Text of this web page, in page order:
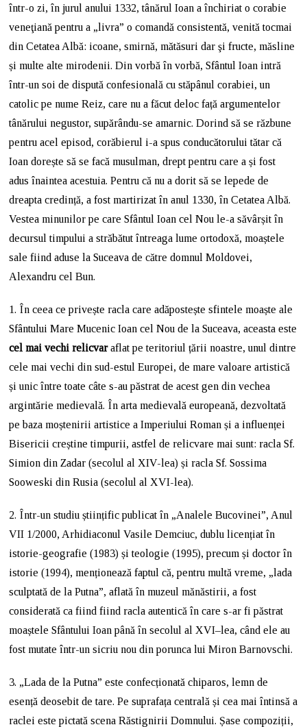
într-o zi, în jurul anului 1332, tânărul Ioan a închiriat o corabie
veneţiană pentru a „livra” o comandă consistentă, venită tocmai
din Cetatea Albă: icoane, smirnă, mătăsuri dar şi fructe, măsline
și multe alte mirodenii. Din vorbă în vorbă, Sfântul Ioan intră
într-un soi de dispută confesională cu stăpânul corabiei, un
catolic pe nume Reiz, care nu a făcut deloc față argumentelor
tânărului negustor, supărându-se amarnic. Dorind să se răzbune
pentru acel episod, corăbierul i-a spus conducătorului tătar că
Ioan dorește să se facă musulman, drept pentru care a și fost
adus înaintea acestuia. Pentru că nu a dorit să se lepede de
dreapta credință, a fost martirizat în anul 1330, în Cetatea Albă.
Vestea minunilor pe care Sfântul Ioan cel Nou le-a săvârșit în
decursul timpului a străbătut întreaga lume ortodoxă, moaștele
sale fiind aduse la Suceava de către domnul Moldovei,
Alexandru cel Bun.
1. În ceea ce privește racla care adăpostește sfintele moaște ale
Sfântului Mare Mucenic Ioan cel Nou de la Suceava, aceasta este
cel mai vechi relicvaraflat pe teritoriul țării noastre, unul dintre
cele mai vechi din sud-estul Europei, de mare valoare artistică
și unic între toate câte s-au păstrat de acest gen din vechea
argintărie medievală. În arta medievală europeană, dezvoltată
pe baza moștenirii artistice a Imperiului Roman și a influenței
Bisericii creștine timpurii, astfel de relicvare mai sunt: racla Sf.
Simion din Zadar (secolul al XIV-lea) și racla Sf. Sossima
Sooweski din Rusia (secolul al XVI-lea).
2. Într-un studiu științific publicat în „Analele Bucovinei”, Anul
VII 1/2000, Arhidiaconul Vasile Demciuc, dublu licențiat în
istorie-geografie (1983) și teologie (1995), precum și doctor în
istorie (1994), menționează faptul că, pentru multă vreme, „lada
sculptată de la Putna”, aflată în muzeul mănăstirii, a fost
considerată ca fiind fiind racla autentică în care s-ar fi păstrat
moaștele Sfântului Ioan până în secolul al XVI–lea, când ele au
fost mutate într-un sicriu nou din porunca lui Miron Barnovschi.
3. „Lada de la Putna” este confecționată chiparos, lemn de
esență deosebit de tare. Pe suprafața centrală și cea mai întinsă a
raclei este pictată scena Răstignirii Domnului. Șase compoziții,